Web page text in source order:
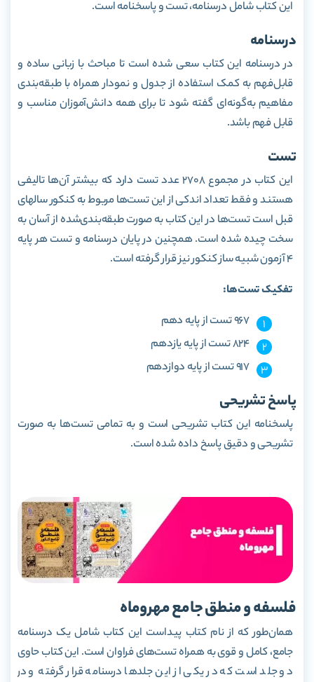
این کتاب شامل درسنامه، تست و پاسخنامه است.
درسنامه
در درسنامه این کتاب سعی شده است تا مباحث با زبانی ساده و
قابل‌فهم به کمک استفاده از جدول و نمودار همراه با طبقه‌بندی
مفاهیم به‌گونه‌ای گفته شود تا برای همه دانش‌آموزان مناسب و
قابل فهم باشد.
تست
این کتاب در مجموع 2708 عدد تست دارد که بیشتر آن‌ها تالیفی
هستند و فقط تعداد اندکی از این تست‌ها مربوط به کنکور سالهای
قبل است تست‌ها در این کتاب به صورت طبقه‌بندی‌شده از آسان به
سخت چیده شده است. همچنین در پایان درسنامه و تست هر پایه
4 آزمون شبیه ساز کنکور نیز قرار گرفته است.
تفکیک تست‌ها:
967 تست از پایه دهم
824 تست از پایه یازدهم
917 تست از پایه دوازدهم
پاسخ تشریحی
پاسخنامه این کتاب تشریحی است و به تمامی تست‌ها به صورت
تشریحی و دقیق پاسخ داده شده است.
فلسفه و منطق جامع مهروماه
همان‌طور که از نام کتاب پیداست این کتاب شامل یک درسنامه
جامع، کامل و قوی به همراه تست‌های فراوان است. این کتاب حاوی
دو جلد است که در یکی از این جلدها درسنامه قرار گرفته و در